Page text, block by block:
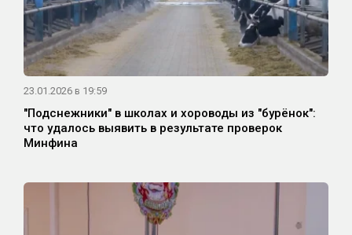
23.01.2026 в 19:59
"Подснежники" в школах и хороводы из "бурёнок":
что удалось выявить в результате проверок
Минфина